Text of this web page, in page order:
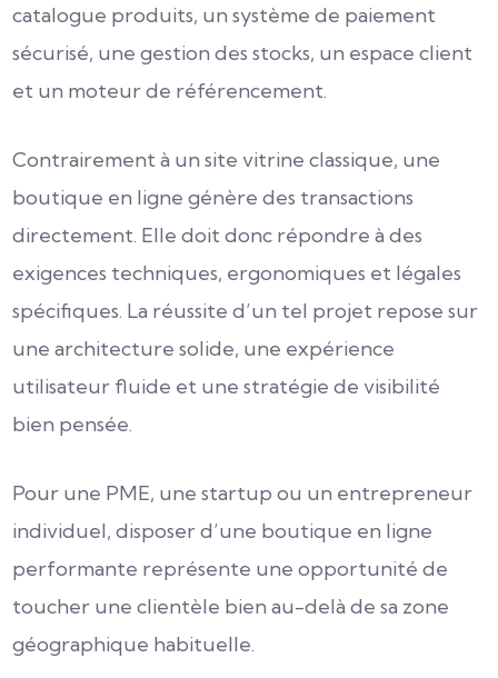
catalogue produits, un système de paiement
sécurisé, une gestion des stocks, un espace client
et un moteur de référencement.
Contrairement à un site vitrine classique, une
boutique en ligne génère des transactions
directement. Elle doit donc répondre à des
exigences techniques, ergonomiques et légales
spécifiques. La réussite d’un tel projet repose sur
une architecture solide, une expérience
utilisateur fluide et une stratégie de visibilité
bien pensée.
Pour une PME, une startup ou un entrepreneur
individuel, disposer d’une boutique en ligne
performante représente une opportunité de
toucher une clientèle bien au-delà de sa zone
géographique habituelle.